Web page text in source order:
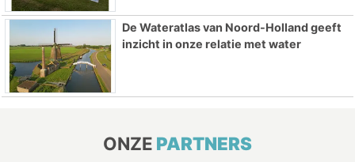
De Wateratlas van Noord-Holland geeft
inzicht in onze relatie met water
ONZE PARTNERS